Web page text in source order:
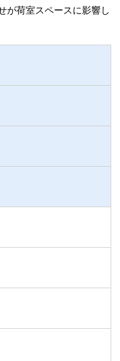
が荷室スペースに影響し